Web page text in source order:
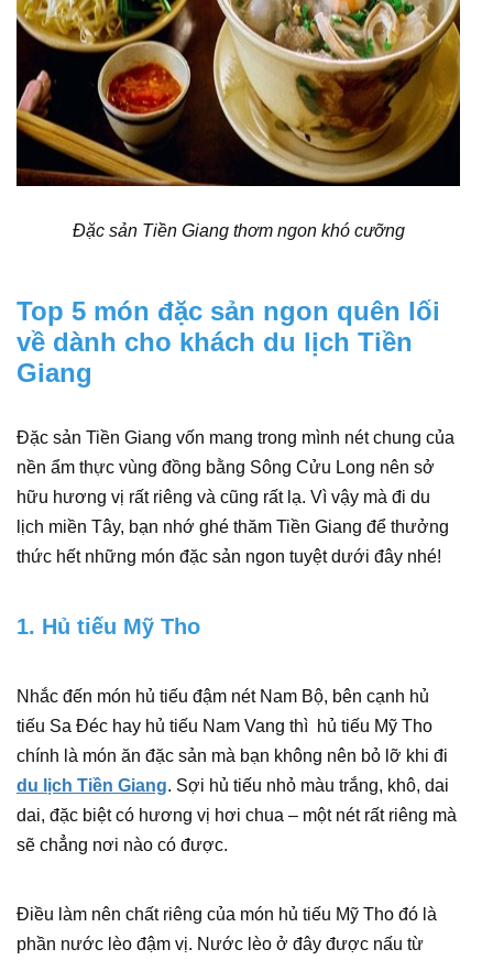
Đặc sản Tiền Giang thơm ngon khó cưỡng
Top 5 món đặc sản ngon quên lối
về dành cho khách du lịch Tiền
Giang
Đặc sản Tiền Giang vốn mang trong mình nét chung của
nền ẩm thực vùng đồng bằng Sông Cửu Long nên sở
hữu hương vị rất riêng và cũng rất lạ. Vì vậy mà đi du
lịch miền Tây, bạn nhớ ghé thăm Tiền Giang để thưởng
thức hết những món đặc sản ngon tuyệt dưới đây nhé!
1. Hủ tiếu Mỹ Tho
Nhắc đến món hủ tiếu đậm nét Nam Bộ, bên cạnh hủ
tiếu Sa Đéc hay hủ tiếu Nam Vang thì hủ tiếu Mỹ Tho
chính là món ăn đặc sản mà bạn không nên bỏ lỡ khi đi
du lịch Tiền Giang. Sợi hủ tiếu nhỏ màu trắng, khô, dai
dai, đặc biệt có hương vị hơi chua – một nét rất riêng mà
sẽ chẳng nơi nào có được.
Điều làm nên chất riêng của món hủ tiếu Mỹ Tho đó là
phần nước lèo đậm vị. Nước lèo ở đây được nấu từ